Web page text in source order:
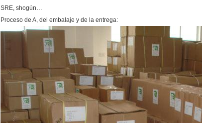
SRE, shogún…
Proceso de A, del embalaje y de la entrega: